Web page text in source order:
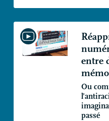
entre
Ou
passé